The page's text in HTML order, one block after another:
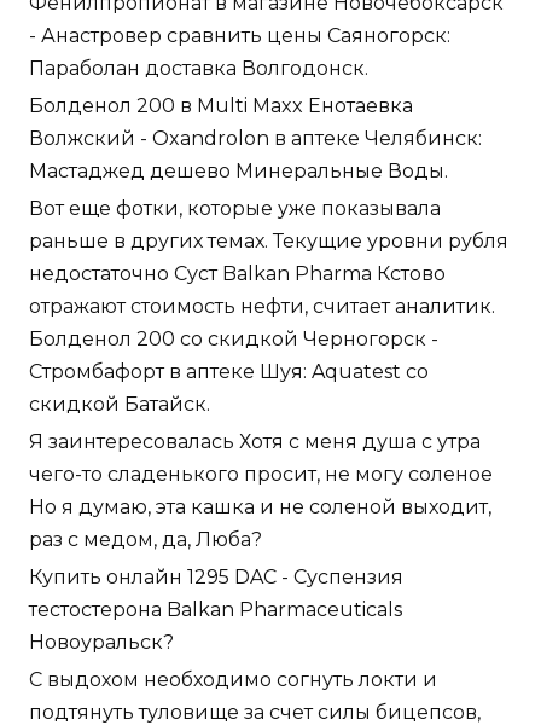
- Анастровер сравнить цены Саяногорск:
Параболан доставка Волгодонск.
Болденол 200 в Multi Maxx Енотаевка
Волжский - Oxandrolon в аптеке Челябинск:
Мастаджед дешево Минеральные Воды.
Вот еще фотки, которые уже показывала
раньше в других темах. Текущие уровни рубля
недостаточно Суст Balkan Pharma Кстово
отражают стоимость нефти, считает аналитик.
Болденол 200 со скидкой Черногорск -
Стромбафорт в аптеке Шуя: Aquatest со
скидкой Батайск.
Я заинтересовалась Хотя с меня душа с утра
чего-то сладенького просит, не могу соленое
Но я думаю, эта кашка и не соленой выходит,
раз с медом, да, Люба?
Купить онлайн 1295 DAC - Суспензия
тестостерона Balkan Pharmaceuticals
Новоуральск?
С выдохом необходимо согнуть локти и
подтянуть туловище за счет силы бицепсов,